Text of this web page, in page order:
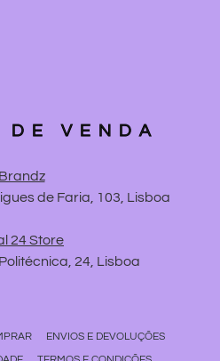
DE VENDA
Brandz
de Faria, 103, Lisboa
24 Store
24, Lisboa
ENVIOS E DEVOLUÇÕES